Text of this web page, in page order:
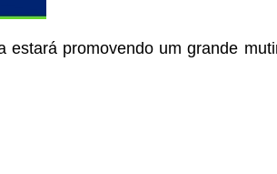
promovendo um grande